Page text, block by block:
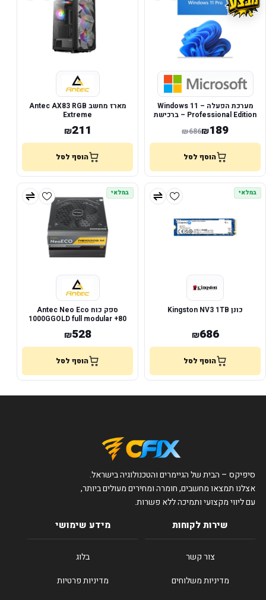
מערכת הפעלה – Windows 11
Professional Edition – ברכישת
מחשב נייח/נייד חדש בלבד!
₪686₪189
הוסף לסל
מארז מחשב Antec AX83 RGB
Extreme
₪211
הוסף לסל
במלאי
כונן Kingston NV3 1TB
₪686
הוסף לסל
במלאי
ספק כוח Antec Neo Eco
1000GGOLD full modular +80
₪528
הוסף לסל
סיפיקס – הבית של הגיימרים והטכנולוגיה בישראל.
אצלנו תמצאו מחשבים, חומרה ומחירים מעולים ביותר,
עם ליווי מקצועי ותמיכה ללא פשרות.
שירות לקוחות
צור קשר
מדיניות משלוחים
מידע שימושי
בלוג
מדיניות פרטיות